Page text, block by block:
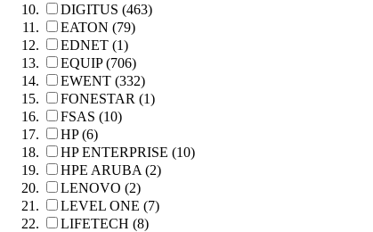
DIGITUS (463)
EATON (79)
EDNET (1)
EQUIP (706)
EWENT (332)
FONESTAR (1)
FSAS (10)
HP (6)
HP ENTERPRISE (10)
HPE ARUBA (2)
LENOVO (2)
LEVEL ONE (7)
LIFETECH (8)